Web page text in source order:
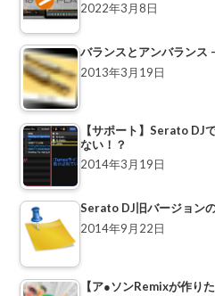
2022年3月8日
バランスとアンバランス
2013年3月19日
【サポート】Serato DJ
ない！？
2014年3月19日
Serato DJ旧バージョン
2014年9月22日
【ア●ソンRemixが作り